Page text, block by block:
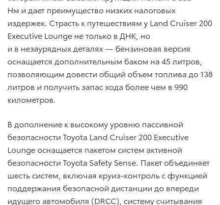
Нм и дает преимущество низких налоговых
издержек. Страсть к путешествиям у Land Cruiser 200
Executive Lounge не только в ДНК, но
и в незаурядных деталях — бензиновая версия
оснащается дополнительным баком на 45 литров,
позволяющим довести общий объем топлива до 138
литров и получить запас хода более чем в 990
километров.
В дополнение к высокому уровню пассивной
безопасности Toyota Land Cruiser 200 Executive
Lounge оснащается пакетом систем активной
безопасности Toyota Safety Sense. Пакет объединяет
шесть систем, включая круиз-контроль с функцией
поддержания безопасной дистанции до впереди
идущего автомобиля (DRCC), систему считывания